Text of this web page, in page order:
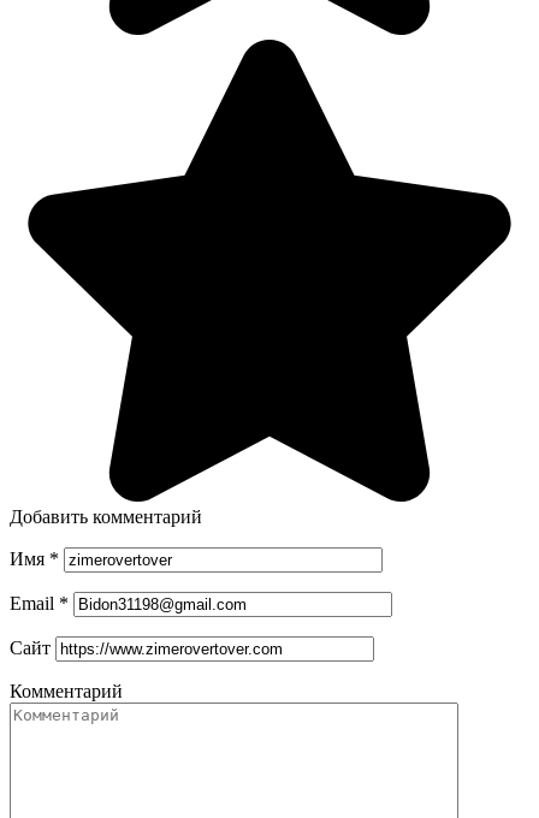
Добавить комментарий
Имя *
Email *
Сайт
Комментарий